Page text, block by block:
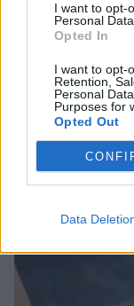
I want to opt-
Personal
Opted In
I want to opt-
Retention,
Personal
Purposes for
Opted Out
Data
Burek på
Fyllda paprikor